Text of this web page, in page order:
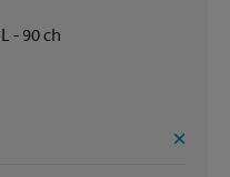
- 90 ch